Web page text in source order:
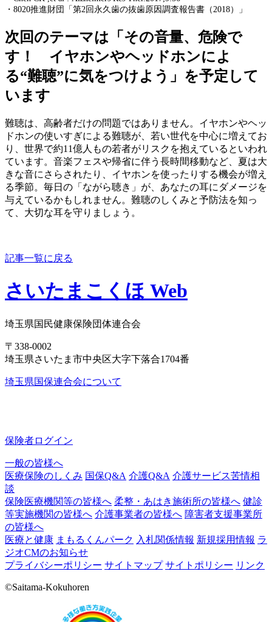
・8020推進財団「第2回永久歯の抜歯原因調査報告書（2018）」
次回のテーマは「その音量、危険で
す！ イヤホンやヘッドホンによ
る“難聴”に気をつけよう」を予定して
います
難聴は、高齢者だけの問題ではありません。イヤホンやヘッ
ドホンの使いすぎによる難聴が、若い世代を中心に増えてお
り、世界で約11億人もの若者がリスクを抱えているといわれ
ています。音楽フェスや帰省に伴う長時間移動など、夏は大
きな音にさらされたり、イヤホンを使ったりする機会が増え
る季節。毎日の「ながら聴き」が、あなたの耳にダメージを
与えているかもしれません。難聴のしくみと予防法を知っ
て、大切な耳を守りましょう。
記事一覧に戻る
さいたまこくほ Web
埼玉県国民健康保険団体連合会
〒338-0002
埼玉県さいたま市中央区大字下落合1704番
埼玉県国保連合会について
保険者ログイン
一般の皆様へ
医療保険のしくみ 国保Q&A 介護Q&A 介護サービス苦情相
談
保険医療機関等の皆様へ 柔整・あはき施術所の皆様へ 健診
等実施機関の皆様へ 介護事業者の皆様へ 障害者支援事業所
の皆様へ
医療と健康 まもるくんパーク 入札関係情報 新規採用情報 ラ
ジオCMのお知らせ
プライバシーポリシー サイトマップ サイトポリシー リンク
©Saitama-Kokuhoren